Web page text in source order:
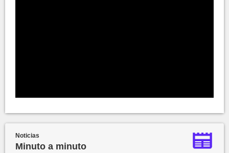
Noticias
Minuto a minuto